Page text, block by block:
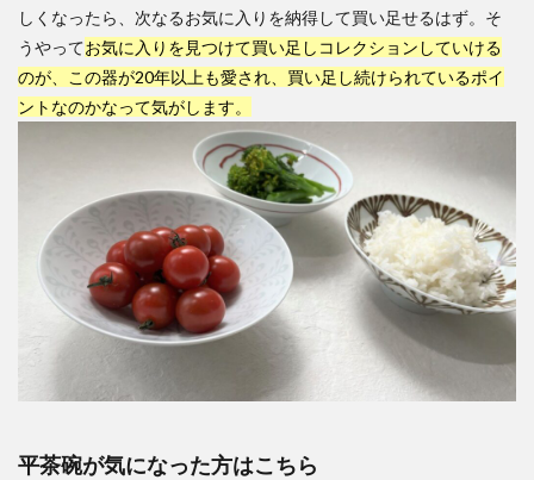
しくなったら、次なるお気に入りを納得して買い足せるはず。そ
うやってお気に入りを見つけて買い足しコレクションしていける
のが、この器が20年以上も愛され、買い足し続けられているポイ
ントなのかなって気がします。
平茶碗が気になった方はこちら